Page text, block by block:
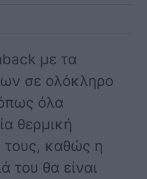
με τα
σε ολόκληρο
όλα
θερμική
τους, καθώς η
του θα είναι